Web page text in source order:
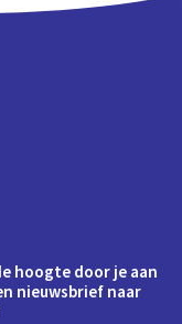
hoogte door je aan
nieuwsbrief naar